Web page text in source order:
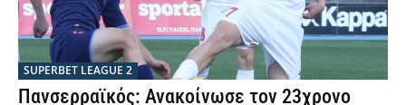
SUPERBET LEAGUE 2
Πανσερραϊκός: Ανακοίνωσε τον 23χρονο